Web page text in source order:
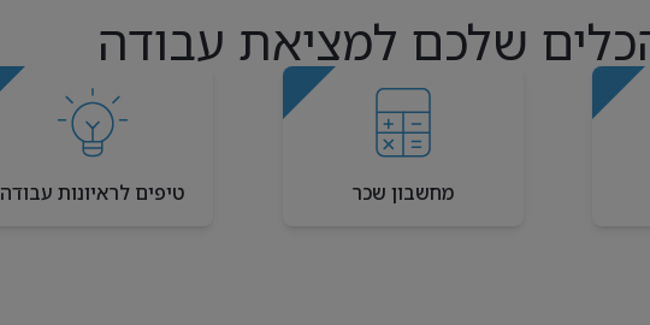
שלכם למציאת עבודה
מחשבון שכר טיפים לראיונות עבודה